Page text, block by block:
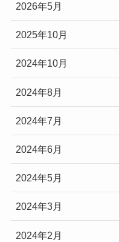
2026年5月
2025年10月
2024年10月
2024年8月
2024年7月
2024年6月
2024年5月
2024年3月
2024年2月